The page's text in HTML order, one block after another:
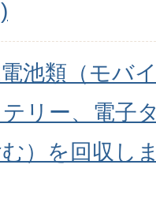
池類（モバイ
リー、電子タ
）を回収しま